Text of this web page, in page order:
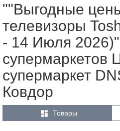
""Выгодные
телевизоры
- 14 Июля
супермаркетов
супермаркет
Ковдор
 Товары